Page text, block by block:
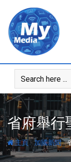
省府舉行
主頁-加國新聞-